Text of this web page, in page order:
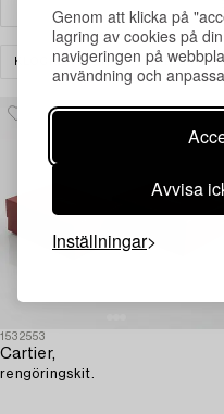
Genom att klicka på
lagring av cookies på
navigeringen på
användning och
Avvisa
Inställningar
KLOCKOR & UR ÖVRIGT
1532553
Cartier,
rengöringskit.